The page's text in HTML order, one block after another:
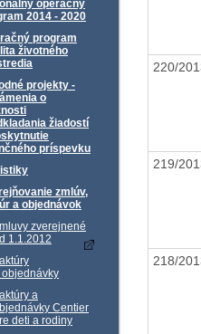
operačný
2014 - 2020
program
životného
projekty -
o
žiadostí
príspevku
zmlúv,
a objednávok
zverejnené
1.1.2012
objednávky
a
Centier
deti a rodiny
220/
219/
218/